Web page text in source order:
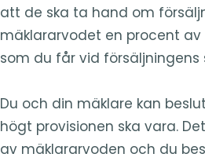
att de ska ta hand om
mäklararvodet en procent av
som du får vid försäljningens
Du och din mäklare kan
högt provisionen ska vara.
av mäklararvoden och du